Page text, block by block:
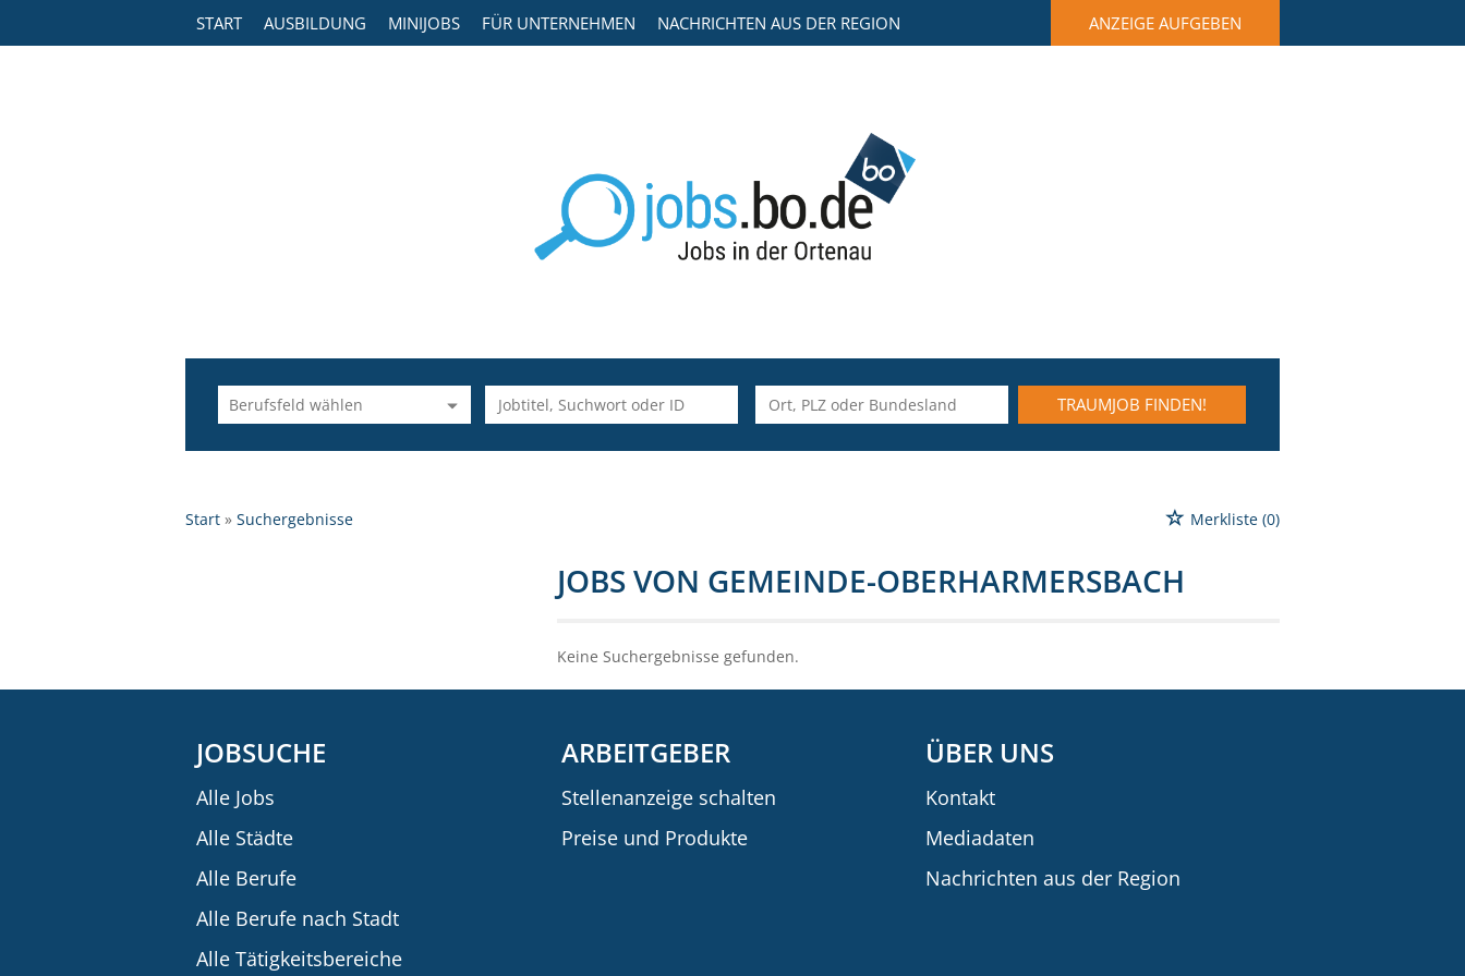
START AUSBILDUNG MINIJOBS FÜR UNTERNEHMEN NACHRICHTEN AUS DER REGION ANZEIGE AUFGEBEN
TRAUMJOB FINDEN!
Start Suchergebnisse Merkliste (0)
JOBS VON GEMEINDE-OBERHARMERSBACH
Keine Suchergebnisse gefunden.
JOBSUCHE
Alle Jobs
Alle Städte
Alle Berufe
Alle Berufe nach Stadt
Alle Tätigkeitsbereiche
ARBEITGEBER
Stellenanzeige schalten
Preise und Produkte
ÜBER UNS
Kontakt
Mediadaten
Nachrichten aus der Region